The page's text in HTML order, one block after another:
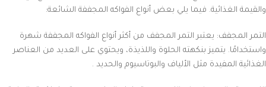
والقيمة الغذائية. فيما يلي بعض أنواع الفواكه المجففة الشائعة:
التمر المجفف: يعتبر التمر المجفف من أكثر أنواع الفواكه المجففة شهرة
واستخدامًا. يتميز بنكهته الحلوة واللذيذة، ويحتوي على العديد من العناصر
الغذائية المفيدة مثل الألياف والبوتاسيوم والحديد .